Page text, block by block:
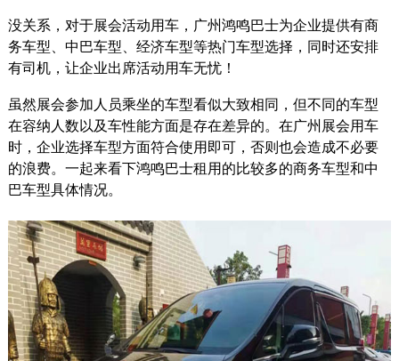
没关系，对于展会活动用车，广州鸿鸣巴士为企业提供有商
务车型、中巴车型、经济车型等热门车型选择，同时还安排
有司机，让企业出席活动用车无忧！
虽然展会参加人员乘坐的车型看似大致相同，但不同的车型
在容纳人数以及车性能方面是存在差异的。在广州展会用车
时，企业选择车型方面符合使用即可，否则也会造成不必要
的浪费。一起来看下鸿鸣巴士租用的比较多的商务车型和中
巴车型具体情况。